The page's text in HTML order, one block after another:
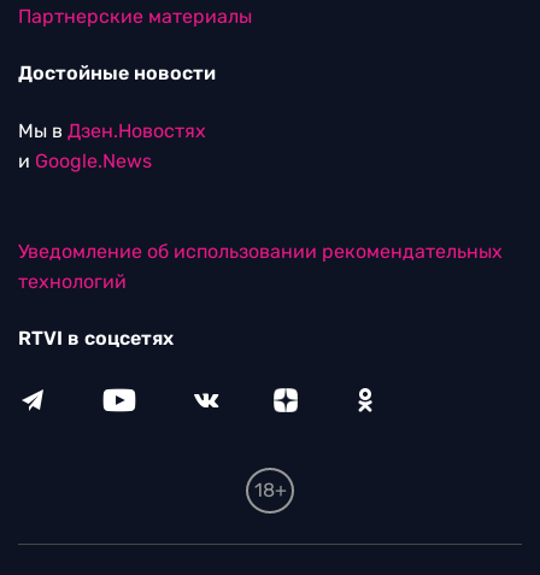
Партнерские материалы
Достойные новости
Мы в Дзен.Новостях
и Google.News
Уведомление об использовании рекомендательных
технологий
RTVI в соцсетях
18+